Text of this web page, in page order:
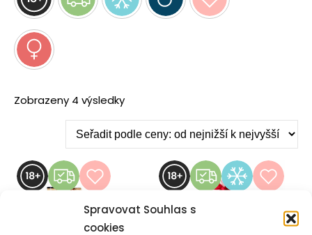
Spravovat Souhlas s
cookies
Zobrazeny 4 výsledkySeřazeno
podle
ceny:
nejnižší